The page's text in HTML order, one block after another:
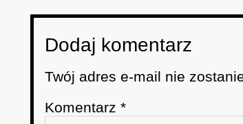
Dodaj komentarz
Twój adres e-mail nie
Komentarz *